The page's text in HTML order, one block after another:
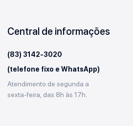
Central de informações
(83) 3142-3020
(telefone fixo e WhatsApp)
Atendimento de segunda a
sexta-feira, das 8h às 17h.